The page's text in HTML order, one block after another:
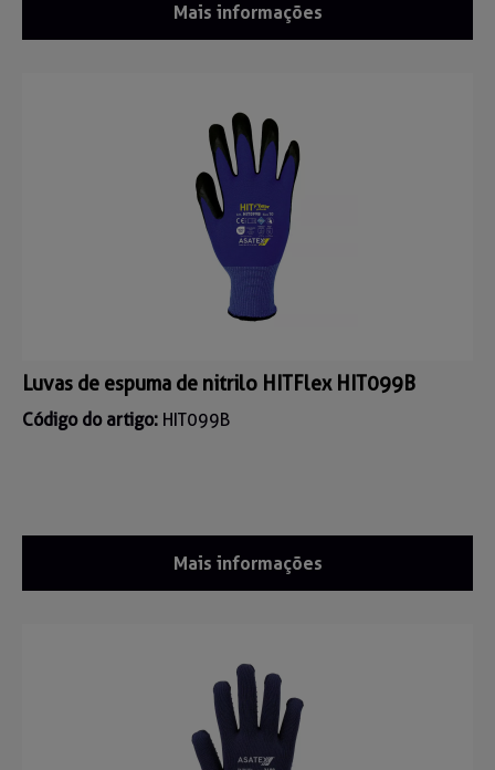
Mais informações
Luvas de espuma de nitrilo HITFlex HIT099B
Código do artigo: HIT099B
Mais informações